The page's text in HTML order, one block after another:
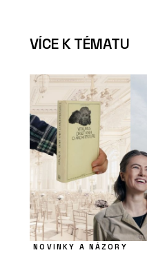
Pracovní
PRODUKTY
Židle puc -
VÍCE K TÉMATU
NOVINKY A NÁZORY